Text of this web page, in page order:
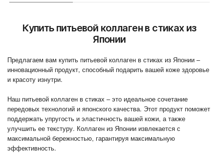
Купить питьевой коллаген в стиках из
Японии
Предлагаем вам купить питьевой коллаген в стиках из Японии –
инновационный продукт, способный подарить вашей коже здоровье
и красоту изнутри.
Наш питьевой коллаген в стиках – это идеальное сочетание
передовых технологий и японского качества. Этот продукт поможет
поддержать упругость и эластичность вашей кожи, а также
улучшить ее текстуру. Коллаген из Японии извлекается с
максимальной бережностью, гарантируя максимальную
эффективность.